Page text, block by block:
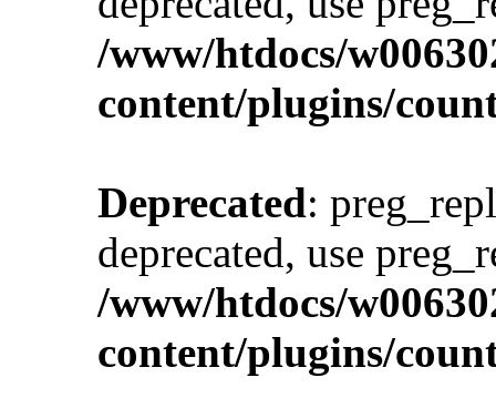
/www/htdocs/
content/plugins/
Deprecated:
deprecated, use
/www/htdocs/
content/plugins/